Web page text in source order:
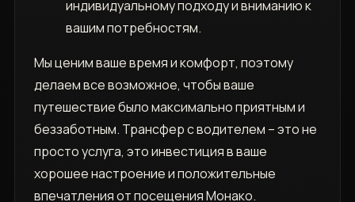
индивидуальному подходу и вниманию к
вашим потребностям.
Мы ценим ваше время и комфорт, поэтому
делаем все возможное, чтобы ваше
путешествие было максимально приятным и
беззаботным. Трансфер с водителем – это не
просто услуга, это инвестиция в ваше
хорошее настроение и положительные
впечатления от посещения Монако.